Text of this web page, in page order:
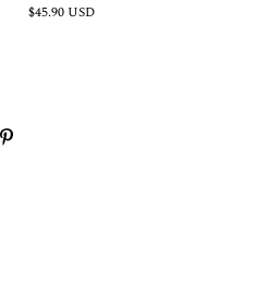
$45.90 USD